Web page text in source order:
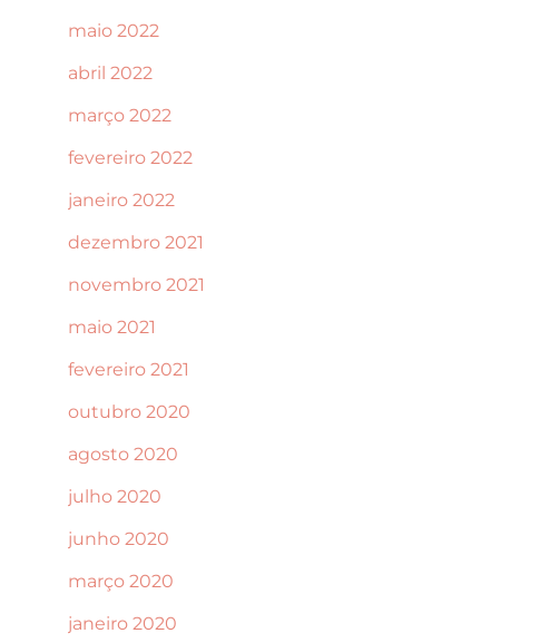
maio 2022
abril 2022
março 2022
fevereiro 2022
janeiro 2022
dezembro 2021
novembro 2021
maio 2021
fevereiro 2021
outubro 2020
agosto 2020
julho 2020
junho 2020
março 2020
janeiro 2020